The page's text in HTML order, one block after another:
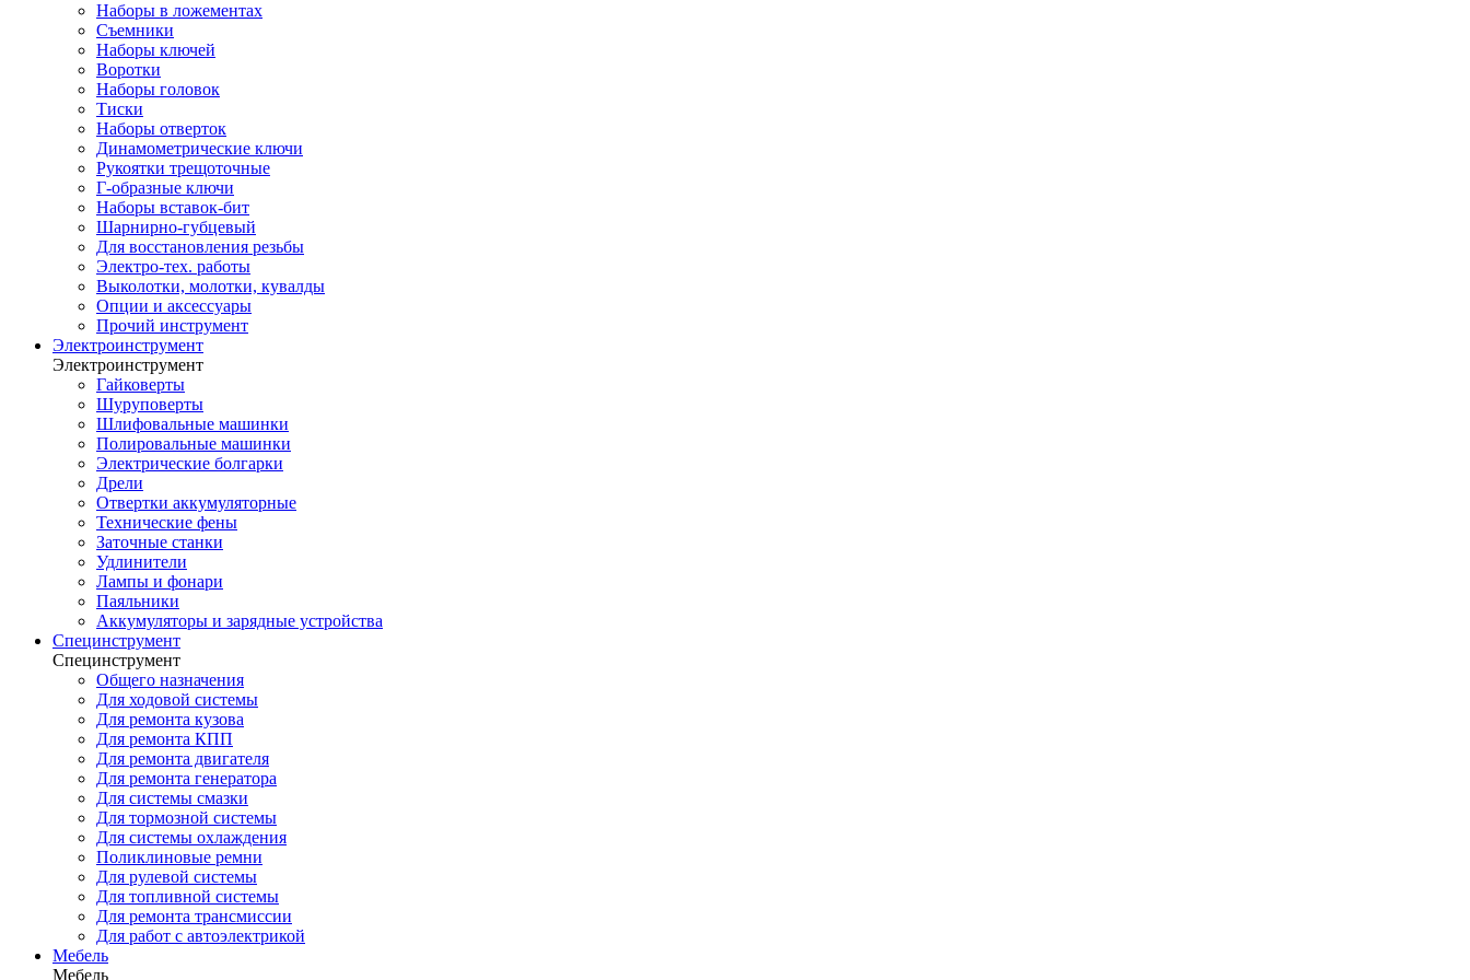
Наборы в ложементах
Съемники
Наборы ключей
Воротки
Наборы головок
Тиски
Наборы отверток
Динамометрические ключи
Рукоятки трещоточные
Г-образные ключи
Наборы вставок-бит
Шарнирно-губцевый
Для восстановления резьбы
Электро-тех. работы
Выколотки, молотки, кувалды
Опции и аксессуары
Прочий инструмент
Электроинструмент
Электроинструмент
Гайковерты
Шуруповерты
Шлифовальные машинки
Полировальные машинки
Электрические болгарки
Дрели
Отвертки аккумуляторные
Технические фены
Заточные станки
Удлинители
Лампы и фонари
Паяльники
Аккумуляторы и зарядные устройства
Специнструмент
Специнструмент
Общего назначения
Для ходовой системы
Для ремонта кузова
Для ремонта КПП
Для ремонта двигателя
Для ремонта генератора
Для системы смазки
Для тормозной системы
Для системы охлаждения
Поликлиновые ремни
Для рулевой системы
Для топливной системы
Для ремонта трансмиссии
Для работ с автоэлектрикой
Мебель
Мебель